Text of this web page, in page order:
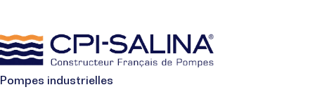
Pompes industrielles